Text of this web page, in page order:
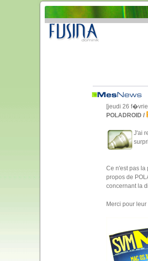
[jeudi 26
POLADROID /
J'ai
Ce n'est pas la
propos de
concernant la
Merci pour